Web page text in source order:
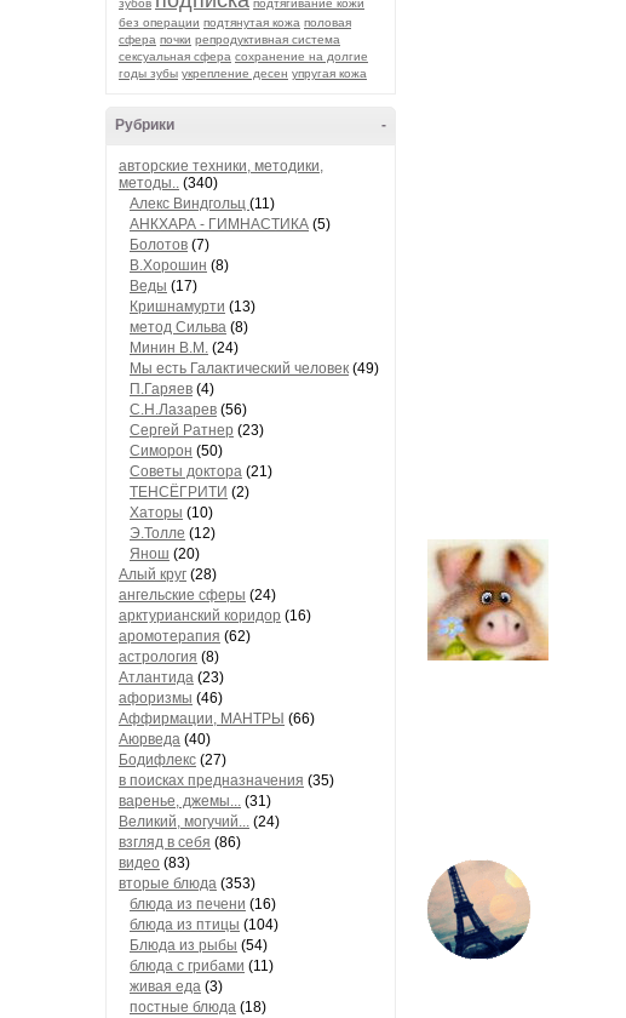
зубов
подтягивание кожи
без операции подтянутая кожа половая
сфера почки репродуктивная система
сексуальная сфера сохранение на долгие
годы зубы укрепление десен упругая кожа
-
Рубрики
авторские техники, методики,
методы.. (340)
Алекс Виндгольц (11)
АНКХАРА - ГИМНАСТИКА (5)
Болотов (7)
В.Хорошин (8)
Веды (17)
Кришнамурти (13)
метод Сильва (8)
Минин В.М. (24)
Мы есть Галактический человек (49)
П.Гаряев (4)
С.Н.Лазарев (56)
Сергей Ратнер (23)
Симорон (50)
Советы доктора (21)
ТЕНСЁГРИТИ (2)
Хаторы (10)
Э.Толле (12)
Янош (20)
Алый круг (28)
ангельские сферы (24)
арктурианский коридор (16)
аромотерапия (62)
астрология (8)
Атлантида (23)
афоризмы (46)
Аффирмации, МАНТРЫ (66)
Аюрведа (40)
Бодифлекс (27)
в поисках предназначения (35)
варенье, джемы... (31)
Великий, могучий... (24)
взгляд в себя (86)
видео (83)
вторые блюда (353)
блюда из печени (16)
блюда из птицы (104)
Блюда из рыбы (54)
блюда с грибами (11)
живая еда (3)
постные блюда (18)